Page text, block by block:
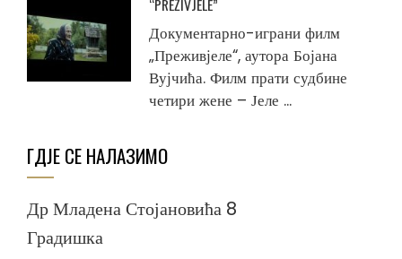
“PREŽIVJELE”
Документарно-играни филм
„Преживјеле“, аутора Бојана
Вујчића. Филм прати судбине
четири жене – Јеле ...
ГДЈЕ СЕ НАЛАЗИМО
Др Младена Стојановића 8
Градишка